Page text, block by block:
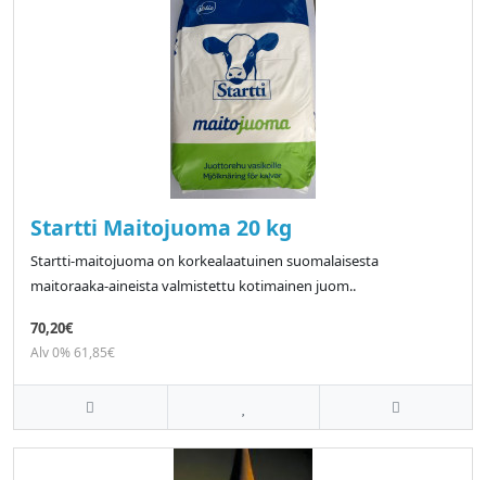
Startti Maitojuoma 20 kg
Startti-maitojuoma on korkealaatuinen suomalaisesta
maitoraaka-aineista valmistettu kotimainen juom..
70,20€
Alv 0% 61,85€